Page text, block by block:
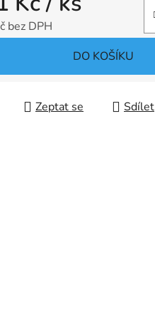
bez DPH
DO KOŠÍKU
Zeptat se Sdílet